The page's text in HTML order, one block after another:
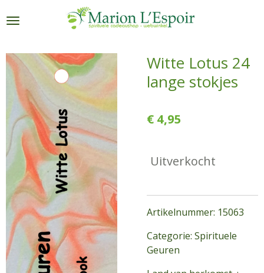
direct
de
hoofdinhoud
Witte Lotus 24
lange stokjes
€ 4,95
Uitverkocht
Artikelnummer: 15063
Categorie: Spirituele
Geuren